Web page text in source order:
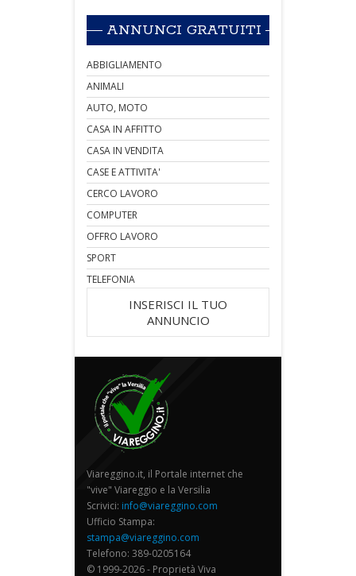
ANNUNCI GRATUITI
ABBIGLIAMENTO
ANIMALI
AUTO, MOTO
CASA IN AFFITTO
CASA IN VENDITA
CASE E ATTIVITA'
CERCO LAVORO
COMPUTER
OFFRO LAVORO
SPORT
TELEFONIA
INSERISCI IL TUO
ANNUNCIO
Viareggino.it, il Portale internet che
"vive" Viareggio e la Versilia
Scrivici: info@viareggino.com
Ufficio Stampa:
stampa@viareggino.com
Telefono: 389-0205164
© 1999-2026 - Proprietà Viva